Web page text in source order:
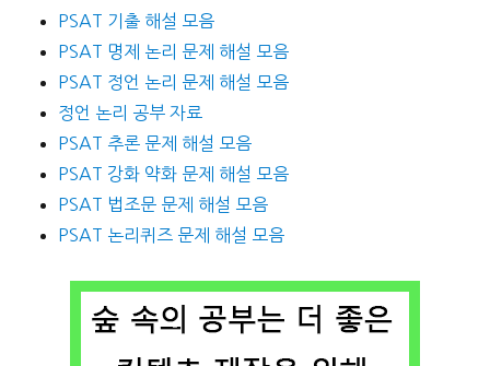
PSAT 기출 해설 모음
PSAT 명제 논리 문제 해설 모음
PSAT 정언 논리 문제 해설 모음
정언 논리 공부 자료
PSAT 추론 문제 해설 모음
PSAT 강화 약화 문제 해설 모음
PSAT 법조문 문제 해설 모음
PSAT 논리퀴즈 문제 해설 모음